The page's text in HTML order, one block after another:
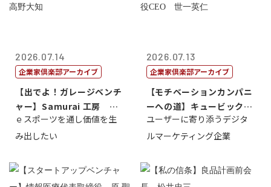
2026.07.14
企業家倶楽部アーカイブ
【出でよ！ガレージベンチ
ャー】Samurai 工房 代
表取締...
ｅスポーツを通し価値を生
み出したい
2026.07.13
企業家倶楽部アーカイブ
【モチベーションカンパニ
ーへの道】キュービック代
表取締役CE...
ユーザーに寄り添うデジタ
ルマーケティング企業